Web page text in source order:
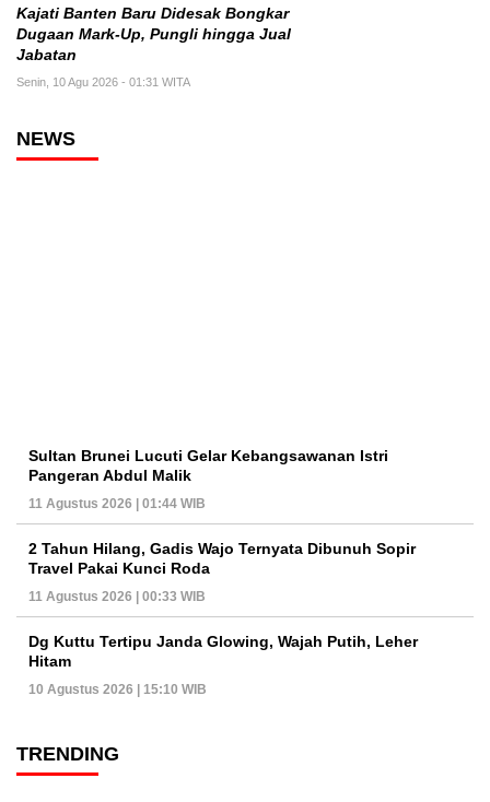
Kajati Banten Baru Didesak Bongkar
Dugaan Mark-Up, Pungli hingga Jual
Jabatan
Senin, 10 Agu 2026 - 01:31 WITA
NEWS
Sultan Brunei Lucuti Gelar Kebangsawanan Istri
Pangeran Abdul Malik
11 Agustus 2026 | 01:44 WIB
2 Tahun Hilang, Gadis Wajo Ternyata Dibunuh Sopir
Travel Pakai Kunci Roda
11 Agustus 2026 | 00:33 WIB
Dg Kuttu Tertipu Janda Glowing, Wajah Putih, Leher
Hitam
10 Agustus 2026 | 15:10 WIB
TRENDING